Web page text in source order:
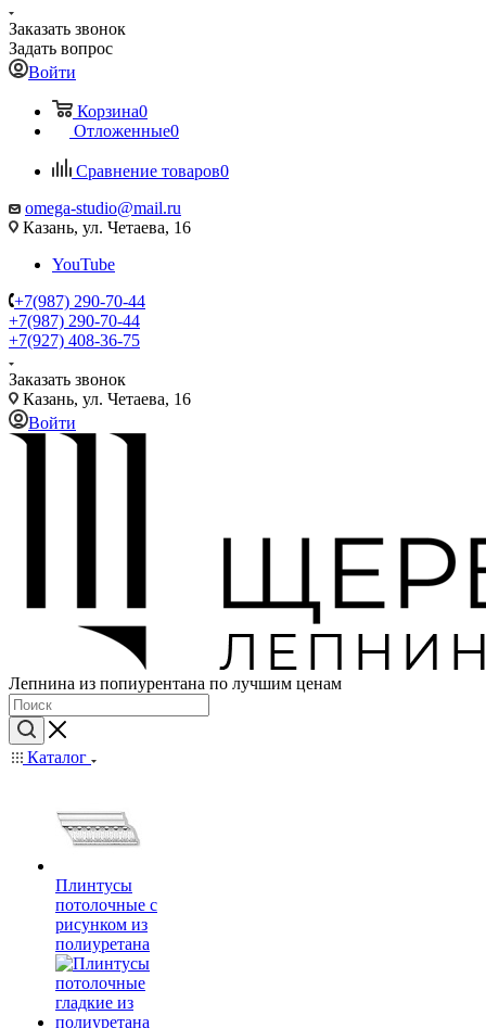
Заказать звонок
Задать вопрос
Войти
Корзина0
Отложенные0
Сравнение товаров0
omega-studio@mail.ru
Казань, ул. Четаева, 16
YouTube
+7(987) 290-70-44
+7(987) 290-70-44
+7(927) 408-36-75
Заказать звонок
Казань, ул. Четаева, 16
Войти
Лепнина из попиурентана по лучшим ценам
Каталог
Плинтусы
потолочные с
рисунком из
полиуретана